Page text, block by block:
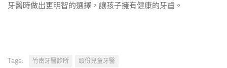
牙醫時做出更明智的選擇，讓孩子擁有健康的牙齒。
Tags: 竹南牙醫診所 頭份兒童牙醫